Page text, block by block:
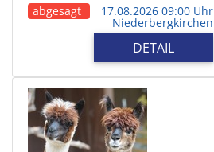
abgesagt 17.08.2026 09:00 Uhr
Niederbergkirchen
DETAIL